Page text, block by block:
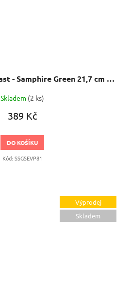
CHURCHILL Stonecast - Samphire Green 21,7 cm Talíř mělký
Skladem (2 ks)
389 Kč
DO KOŠÍKU
Kód: SSGSEVP81
Výprodej
Skladem